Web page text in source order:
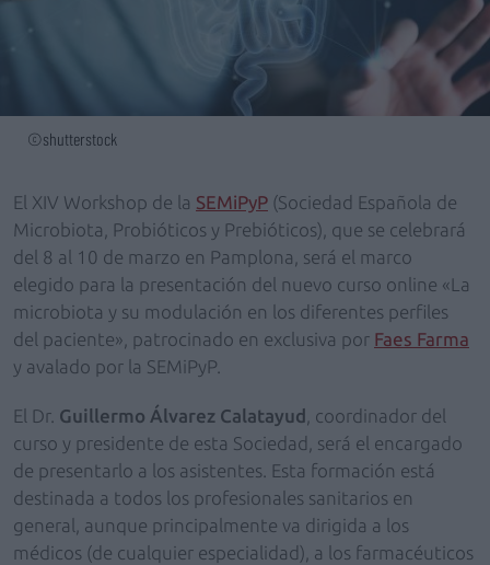
©shutterstock
El XIV Workshop de la SEMiPyP (Sociedad Española de
Microbiota, Probióticos y Prebióticos), que se celebrará
del 8 al 10 de marzo en Pamplona, será el marco
elegido para la presentación del nuevo curso online «La
microbiota y su modulación en los diferentes perfiles
del paciente», patrocinado en exclusiva por Faes Farma
y avalado por la SEMiPyP.
El Dr. Guillermo Álvarez Calatayud , coordinador del
curso y presidente de esta Sociedad, será el encargado
de presentarlo a los asistentes. Esta formación está
destinada a todos los profesionales sanitarios en
general, aunque principalmente va dirigida a los
médicos (de cualquier especialidad), a los farmacéuticos